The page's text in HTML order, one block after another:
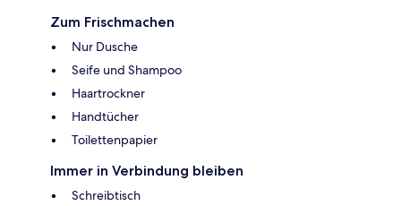
Zum Frischmachen
Nur Dusche
Seife und Shampoo
Haartrockner
Handtücher
Toilettenpapier
Immer in Verbindung bleiben
Schreibtisch